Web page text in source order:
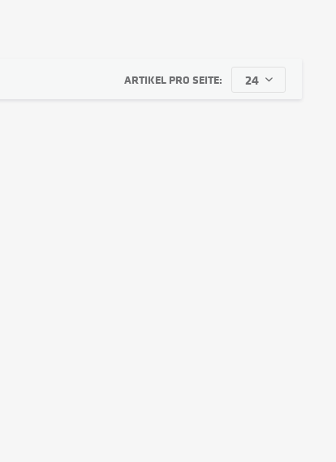
ARTIKEL PRO SEITE: